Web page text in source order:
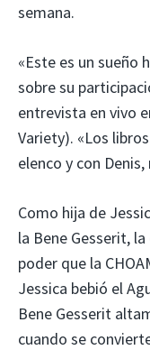
semana.
«Este es un sueño
sobre su
entrevista en vivo
Variety). «Los
elenco y con
Como hija de
la Bene Gesserit,
poder que la
Jessica bebió el
Bene Gesserit
cuando se